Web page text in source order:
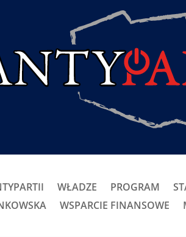
WŁADZE PROGRAM
WSPARCIE FINANSOWE